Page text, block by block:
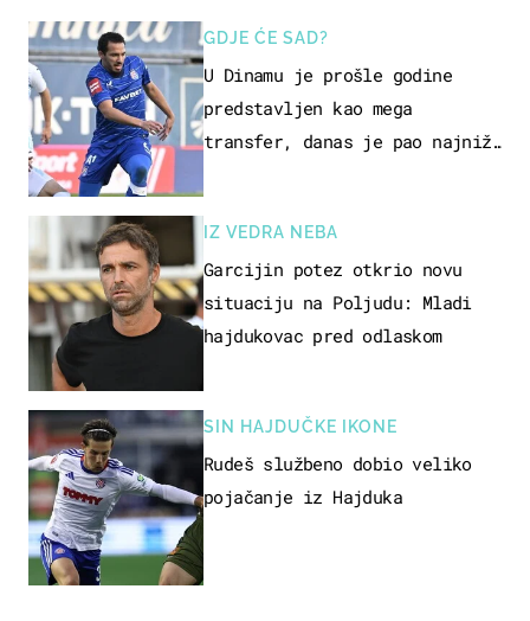
GDJE ĆE SAD?
U Dinamu je prošle godine
predstavljen kao mega
transfer, danas je pao najniže
IZ VEDRA NEBA
Garcijin potez otkrio novu
situaciju na Poljudu: Mladi
hajdukovac pred odlaskom
SIN HAJDUČKE IKONE
Rudeš službeno dobio veliko
pojačanje iz Hajduka